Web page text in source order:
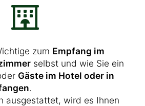
zum Empfang im
selbst und wie Sie ein
Gäste im Hotel oder in
.
ausgestattet, wird es Ihnen